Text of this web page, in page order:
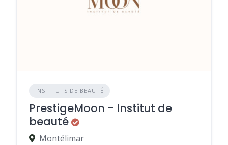
INSTITUTS DE BEAUTÉ
PrestigeMoon - Institut de
beauté
Montélimar